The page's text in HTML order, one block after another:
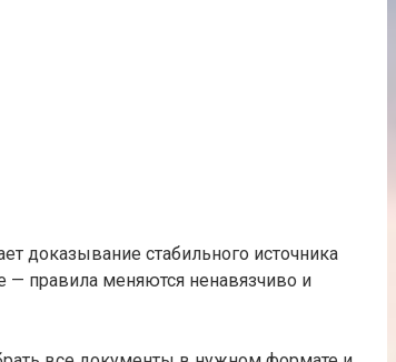
доказывание стабильного источника
— правила меняются ненавязчиво и